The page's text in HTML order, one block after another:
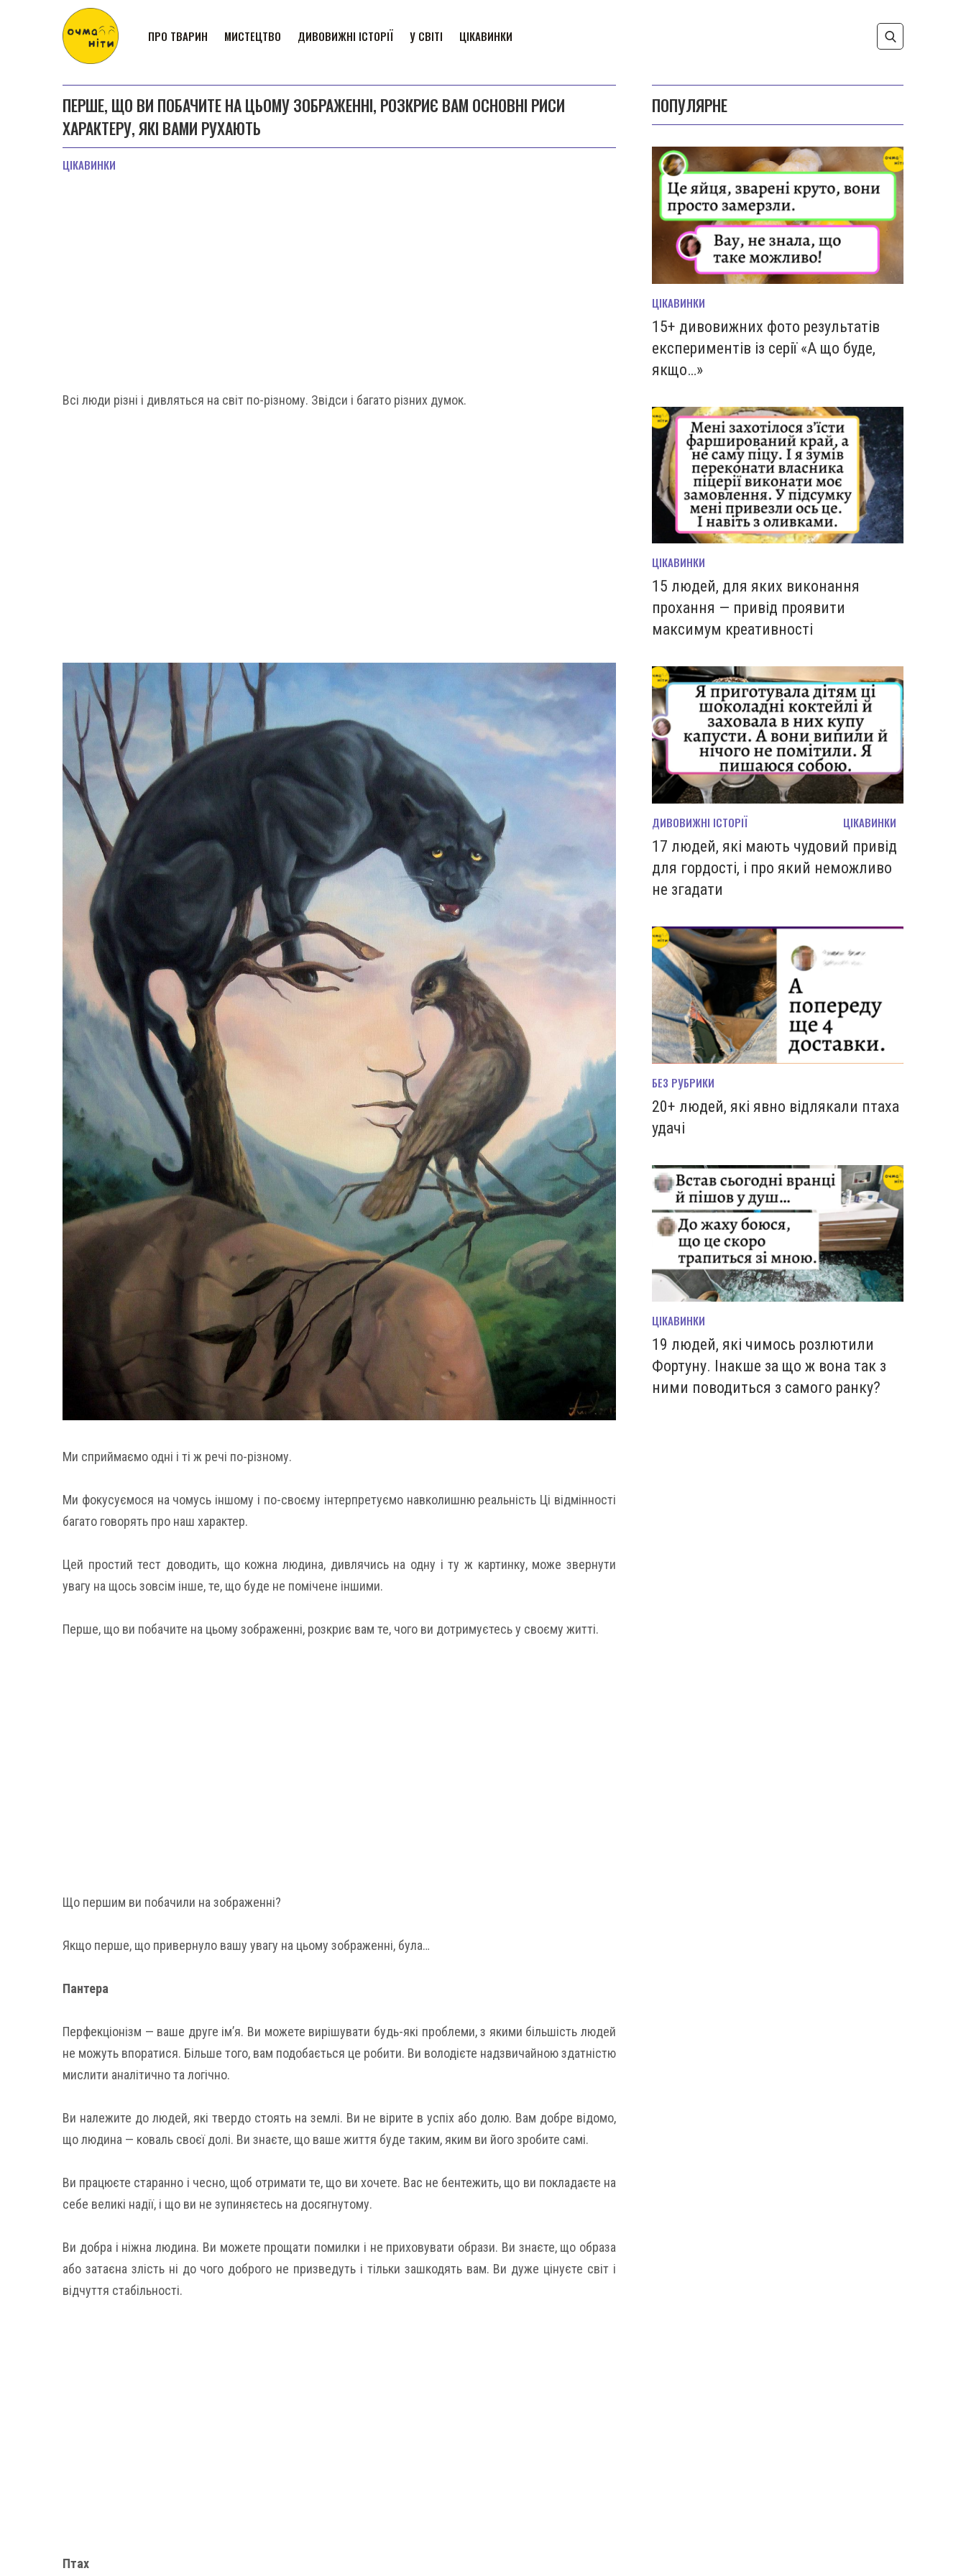
ПРО ТВАРИН МИСТЕЦТВО ДИВОВИЖНІ ІСТОРІЇ У СВІТІ ЦІКАВИНКИ
ПЕРШЕ, ЩО ВИ ПОБАЧИТЕ НА ЦЬОМУ ЗОБРАЖЕННІ, РОЗКРИЄ ВАМ ОСНОВНІ РИСИ
ХАРАКТЕРУ, ЯКІ ВАМИ РУХАЮТЬ
ЦІКАВИНКИ
Всі люди різні і дивляться на світ по-різному. Звідси і багато різних думок.
Ми сприймаємо одні і ті ж речі по-різному.
Ми фокусуємося на чомусь іншому і по-своєму інтерпретуємо навколишню реальність Ці відмінності
багато говорять про наш характер.
Цей простий тест доводить, що кожна людина, дивлячись на одну і ту ж картинку, може звернути
увагу на щось зовсім інше, те, що буде не помічене іншими.
Перше, що ви побачите на цьому зображенні, розкриє вам те, чого ви дотримуєтесь у своєму житті.
Що першим ви побачили на зображенні?
Якщо перше, що привернуло вашу увагу на цьому зображенні, була…
Пантера
Перфекціонізм — ваше друге ім’я. Ви можете вирішувати будь-які проблеми, з якими більшість людей
не можуть впоратися. Більше того, вам подобається це робити. Ви володієте надзвичайною здатністю
мислити аналітично та логічно.
Ви належите до людей, які твердо стоять на землі. Ви не вірите в успіх або долю. Вам добре відомо,
що людина — коваль своєї долі. Ви знаєте, що ваше життя буде таким, яким ви його зробите самі.
Ви працюєте старанно і чесно, щоб отримати те, що ви хочете. Вас не бентежить, що ви покладаєте на
себе великі надії, і що ви не зупиняєтесь на досягнутому.
Ви добра і ніжна людина. Ви можете прощати помилки і не приховувати образи. Ви знаєте, що образа
або затаєна злість ні до чого доброго не призведуть і тільки зашкодять вам. Ви дуже цінуєте світ і
відчуття стабільності.
Птах
ПОПУЛЯРНЕ
ЦІКАВИНКИ
15+ дивовижних фото результатів
експериментів із серії «А що буде,
якщо…»
ЦІКАВИНКИ
15 людей, для яких виконання
прохання — привід проявити
максимум креативності
ДИВОВИЖНІ ІСТОРІЇ ЦІКАВИНКИ
17 людей, які мають чудовий привід
для гордості, і про який неможливо
не згадати
БЕЗ РУБРИКИ
20+ людей, які явно відлякали птаха
удачі
ЦІКАВИНКИ
19 людей, які чимось розлютили
Фортуну. Інакше за що ж вона так з
ними поводиться з самого ранку?